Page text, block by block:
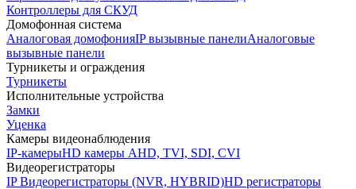
Контроллеры для СКУД
Домофонная система
Аналоговая домофонияIP вызывные панелиАналоговые
вызывные панели
Турникеты и ограждения
Турникеты
Исполнительные устройства
Замки
Уценка
Камеры видеонаблюдения
IP-камерыHD камеры AHD, TVI, SDI, CVI
Видеорегистраторы
IP Видеорегистраторы (NVR, HYBRID)HD регистраторы